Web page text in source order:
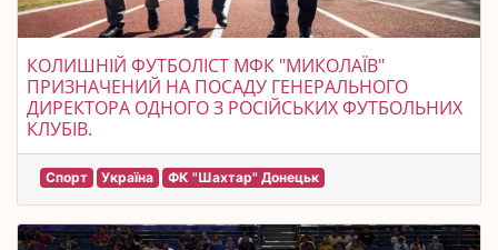
КОЛИШНІЙ ФУТБОЛІСТ МФК "МИКОЛАЇВ"
ПРИЗНАЧЕНИЙ НА ПОСАДУ ГЕНЕРАЛЬНОГО
ДИРЕКТОРА ОДНОГО З РОСІЙСЬКИХ ФУТБОЛЬНИХ
КЛУБІВ.
Спорт Україна ФК "Шахтар" Донецьк